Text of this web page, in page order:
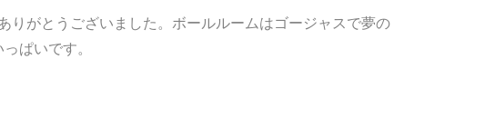
がとうございました。ボールルームはゴージャスで夢の
ぱいです。